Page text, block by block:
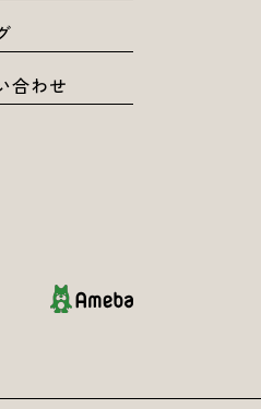
合わせ